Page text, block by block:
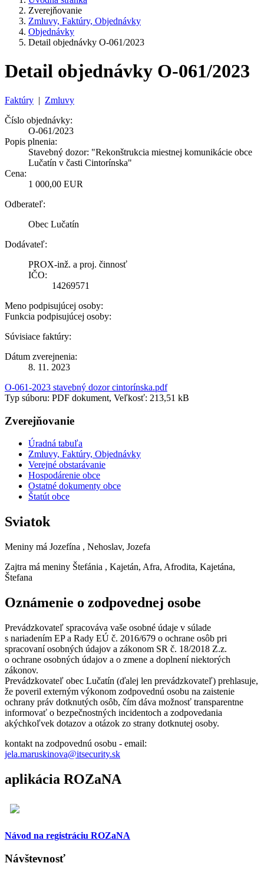
Zverejňovanie
Zmluvy, Faktúry, Objednávky
Objednávky
Detail objednávky O-061/2023
Detail objednávky O-061/2023
Faktúry | Zmluvy
Číslo objednávky:
O-061/2023
Popis plnenia:
Stavebný dozor: "Rekonštrukcia miestnej komunikácie obce
Lučatín v časti Cintorínska"
Cena:
1 000,00 EUR
Odberateľ:
Obec Lučatín
Dodávateľ:
PROX-inž. a proj. činnosť
IČO:
14269571
Meno podpisujúcej osoby:
Funkcia podpisujúcej osoby:
Súvisiace faktúry:
Dátum zverejnenia:
8. 11. 2023
O-061-2023 stavebný dozor cintorínska.pdf
Typ súboru: PDF dokument, Veľkosť: 213,51 kB
Zverejňovanie
Úradná tabuľa
Zmluvy, Faktúry, Objednávky
Verejné obstarávanie
Hospodárenie obce
Ostatné dokumenty obce
Štatút obce
Sviatok
Meniny má Jozefína , Nehoslav, Jozefa
Zajtra má meniny Štefánia , Kajetán, Afra, Afrodita, Kajetána,
Štefana
Oznámenie o zodpovednej osobe
Prevádzkovateľ spracováva vaše osobné údaje v súlade
s nariadením EP a Rady EÚ č. 2016/679 o ochrane osôb pri
spracovaní osobných údajov a zákonom SR č. 18/2018 Z.z.
o ochrane osobných údajov a o zmene a doplnení niektorých
zákonov.
Prevádzkovateľ obec Lučatín (ďalej len prevádzkovateľ) prehlasuje,
že poveril externým výkonom zodpovednú osobu na zaistenie
ochrany práv dotknutých osôb, čím dáva možnosť transparentne
informovať o bezpečnostných incidentoch a zodpovedania
akýchkoľvek dotazov a otázok zo strany dotknutej osoby.
kontakt na zodpovednú osobu - email:
jela.maruskinova@itsecurity.sk
aplikácia ROZaNA
Návod na registráciu ROZaNA
Návštevnosť